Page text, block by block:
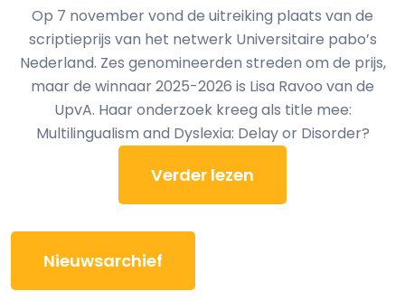
Op 7 november vond de uitreiking plaats van de
scriptieprijs van het netwerk Universitaire pabo’s
Nederland. Zes genomineerden streden om de prijs,
maar de winnaar 2025-2026 is Lisa Ravoo van de
UpvA. Haar onderzoek kreeg als title mee:
Multilingualism and Dyslexia: Delay or Disorder?
Verder lezen
Nieuwsarchief